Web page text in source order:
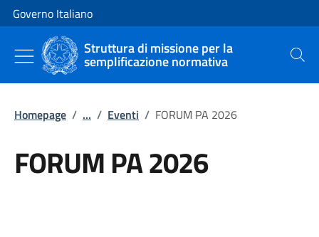
Vai al contenuto
Vai alla navigazione del sito
Governo Italiano
Struttura di missione per la
semplificazione normativa Cerca
Homepage / ... / Eventi / FORUM PA 2026
FORUM PA 2026